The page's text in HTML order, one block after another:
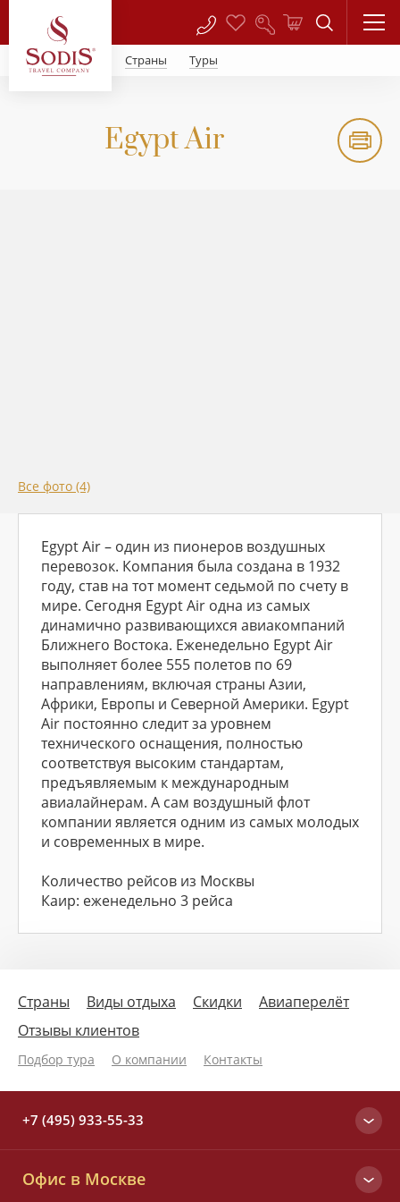
Страны Туры
Egypt Air
Все фото (4)
Egypt Air – один из пионеров воздушных
перевозок. Компания была создана в 1932
году, став на тот момент седьмой по счету в
мире. Сегодня Egypt Air одна из самых
динамично развивающихся авиакомпаний
Ближнего Востока. Еженедельно Egypt Air
выполняет более 555 полетов по 69
направлениям, включая страны Азии,
Африки, Европы и Северной Америки. Egypt
Air постоянно следит за уровнем
технического оснащения, полностью
соответствуя высоким стандартам,
предъявляемым к международным
авиалайнерам. А сам воздушный флот
компании является одним из самых молодых
и современных в мире.
Количество рейсов из Москвы
Каир: еженедельно 3 рейса
Страны Виды отдыха Скидки
Авиаперелёт
Отзывы клиентов
Подбор тура О компании Контакты
+7 (495) 933-55-33
+7 (495) 933-55-33
Офис в Москве